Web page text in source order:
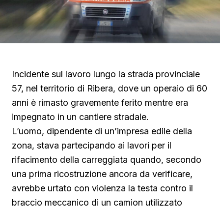
Incidente sul lavoro lungo la strada provinciale
57, nel territorio di Ribera, dove un operaio di 60
anni è rimasto gravemente ferito mentre era
impegnato in un cantiere stradale.
L’uomo, dipendente di un’impresa edile della
zona, stava partecipando ai lavori per il
rifacimento della carreggiata quando, secondo
una prima ricostruzione ancora da verificare,
avrebbe urtato con violenza la testa contro il
braccio meccanico di un camion utilizzato